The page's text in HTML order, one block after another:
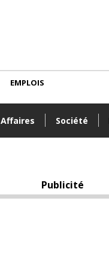
Affaires Société
EMPLOIS
Publicité